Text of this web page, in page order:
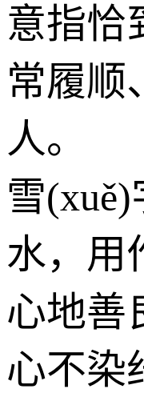
意指恰
常履顺
人。
雪
水，用
心地善
心不染